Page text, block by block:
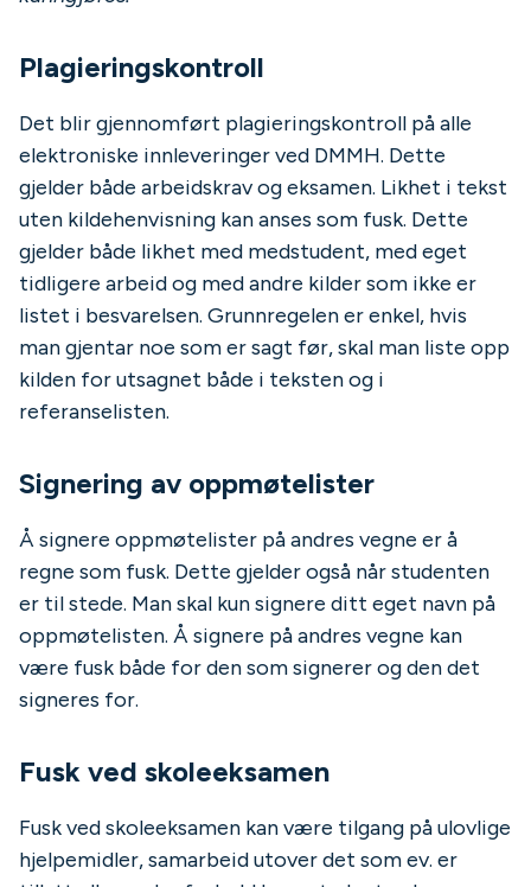
Plagieringskontroll
Det blir gjennomført plagieringskontroll på alle
elektroniske innleveringer ved DMMH. Dette
gjelder både arbeidskrav og eksamen. Likhet i tekst
uten kildehenvisning kan anses som fusk. Dette
gjelder både likhet med medstudent, med eget
tidligere arbeid og med andre kilder som ikke er
listet i besvarelsen. Grunnregelen er enkel, hvis
man gjentar noe som er sagt før, skal man liste opp
kilden for utsagnet både i teksten og i
referanselisten.
Signering av oppmøtelister
Å signere oppmøtelister på andres vegne er å
regne som fusk. Dette gjelder også når studenten
er til stede. Man skal kun signere ditt eget navn på
oppmøtelisten. Å signere på andres vegne kan
være fusk både for den som signerer og den det
signeres for.
Fusk ved skoleeksamen
Fusk ved skoleeksamen kan være tilgang på ulovlige
hjelpemidler, samarbeid utover det som ev. er